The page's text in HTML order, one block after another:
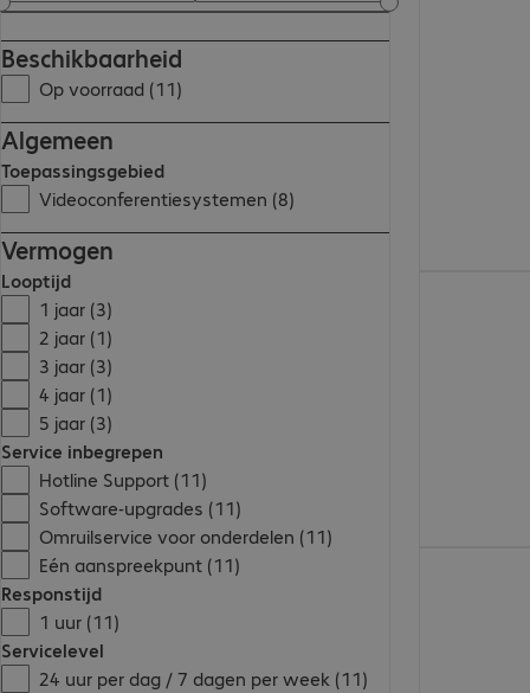
Beschikbaarheid
Op voorraad (11)
Algemeen
Toepassingsgebied
Videoconferentiesystemen (8)
Vermogen
Looptijd
1 jaar (3)
2 jaar (1)
3 jaar (3)
4 jaar (1)
5 jaar (3)
Service inbegrepen
Hotline Support (11)
Software-upgrades (11)
Omruilservice voor onderdelen (11)
Eén aanspreekpunt (11)
Responstijd
1 uur (11)
Servicelevel
24 uur per dag / 7 dagen per week (11)